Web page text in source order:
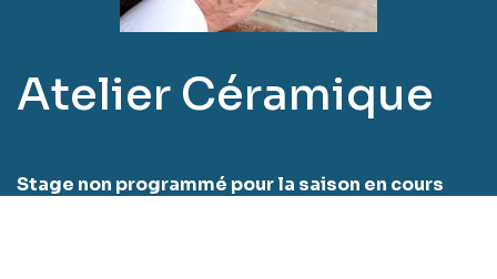
Atelier Céramique
Stage non programmé pour la saison en cours